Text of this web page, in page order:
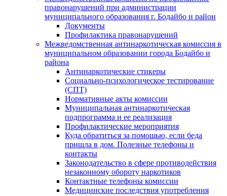
правонарушений при администрации
муниципального образования г. Бодайбо и район
Документы
Профилактика правонарушений
Межведомственная антинаркотическая комиссия в
муниципальном образовании города Бодайбо и
района
Антинаркотические стикеры
Социально-психологическое тестирование
(СПТ)
Нормативные акты комиссии
Муниципальная антинаркотическая
подпрограмма и ее реализация
Профилактические мероприятия
Куда обратиться за помощью, если беда
пришла в дом. Полезные телефоны и
контакты
Законодательство в сфере противодействия
незаконному обороту наркотиков
Контактные телефоны комиссии
Медицинские последствия употребления